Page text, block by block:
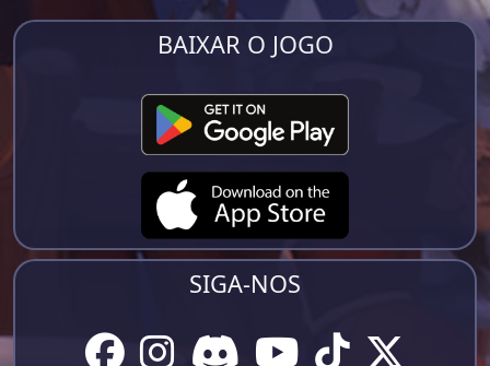
BAIXAR O JOGO
SIGA-NOS